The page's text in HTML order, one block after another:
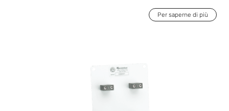
Per saperne di più